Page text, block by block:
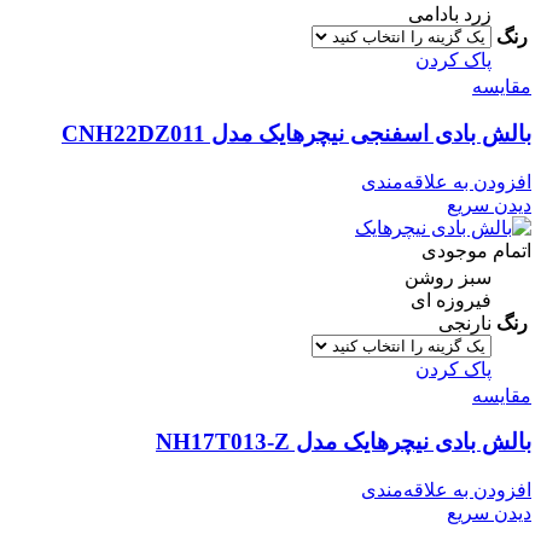
رنگ
زرد بادامی
پاک کردن
مقایسه
بالش بادی اسفنجی نیچرهایک مدل CNH22DZ011
افزودن به علاقه‌مندی
دیدن سریع
اتمام موجودی
رنگ
سبز روشن
فیروزه ای
نارنجی
پاک کردن
مقایسه
بالش بادی نیچرهایک مدل NH17T013-Z
افزودن به علاقه‌مندی
دیدن سریع